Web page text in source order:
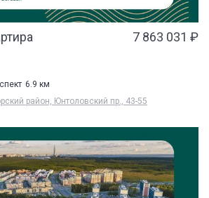
7 863 031 ₽
6.9 км
район, Юнтоловский пр., 43-55